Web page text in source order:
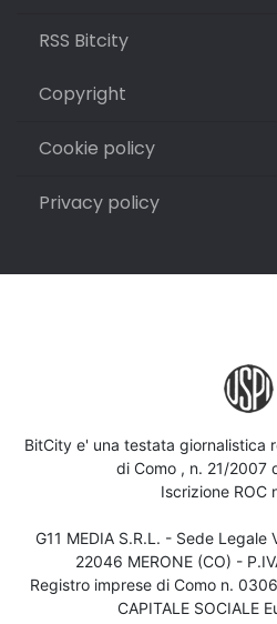
RSS Bitcity
Copyright
Cookie policy
Privacy policy
BitCity e' una testata giornalistica
di Como , n. 21/2007
Iscrizione ROC
G11 MEDIA S.R.L. - Sede Legale
22046 MERONE (CO) -
Registro imprese di Como n.
CAPITALE SOCIALE